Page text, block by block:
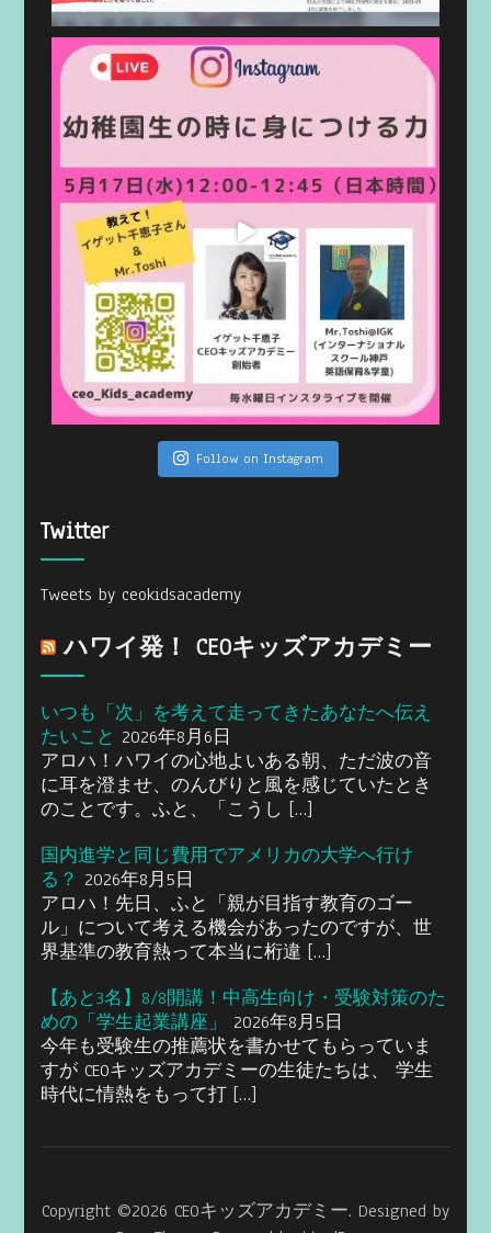
Follow on Instagram
Twitter
Tweets by ceokidsacademy
ハワイ発！ CEOキッズアカデミー
いつも「次」を考えて走ってきたあなたへ伝え
たいこと 2026年8月6日
アロハ！ハワイの心地よいある朝、ただ波の音
に耳を澄ませ、のんびりと風を感じていたとき
のことです。ふと、「こうし […]
国内進学と同じ費用でアメリカの大学へ行け
る？ 2026年8月5日
アロハ！先日、ふと「親が目指す教育のゴー
ル」について考える機会があったのですが、世
界基準の教育熱って本当に桁違 […]
【あと3名】8/8開講！中高生向け・受験対策のた
めの「学生起業講座」
2026年8月5日
今年も受験生の推薦状を書かせてもらっていま
すが CEOキッズアカデミーの生徒たちは、 学生
時代に情熱をもって打 […]
Copyright ©2026 CEOキッズアカデミー. Designed by